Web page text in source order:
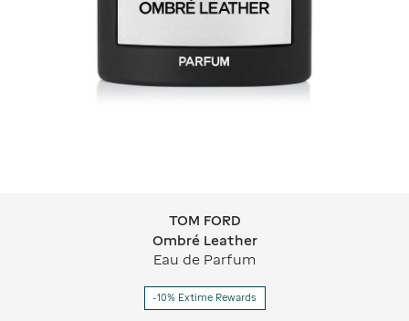
TOM FORD Ombré Leather
TOM FORD
Ombré Leather
Eau de Parfum
-10% Extime Rewards